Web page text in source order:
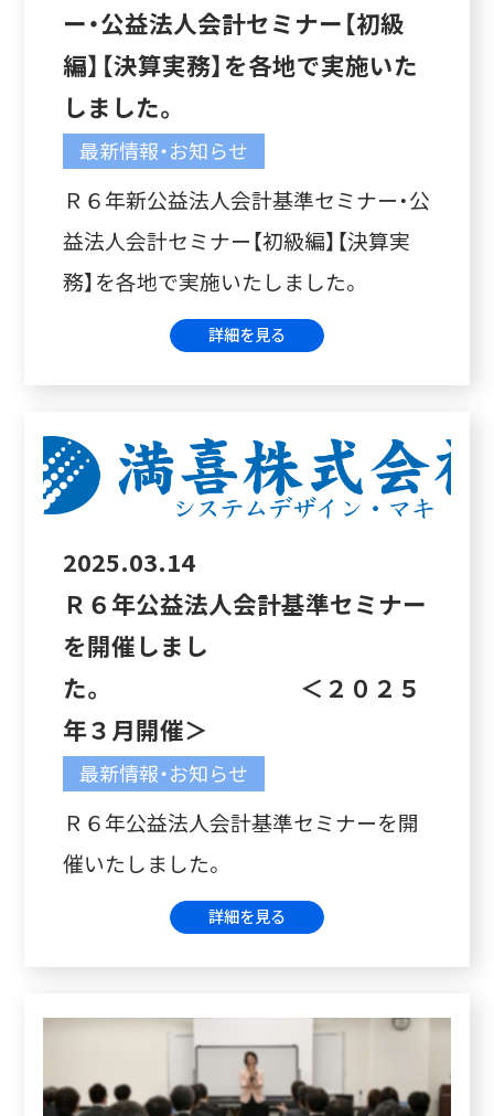
ー・公益法人会計セミナー【初級
編】【決算実務】を各地で実施いた
しました。
最新情報・お知らせ
Ｒ６年新公益法人会計基準セミナー・公
益法人会計セミナー【初級編】【決算実
務】を各地で実施いたしました。
詳細を見る
2025.03.14
Ｒ６年公益法人会計基準セミナー
を開催しまし
た。 ＜２０２５
年３月開催＞
最新情報・お知らせ
Ｒ６年公益法人会計基準セミナーを開
催いたしました。
詳細を見る